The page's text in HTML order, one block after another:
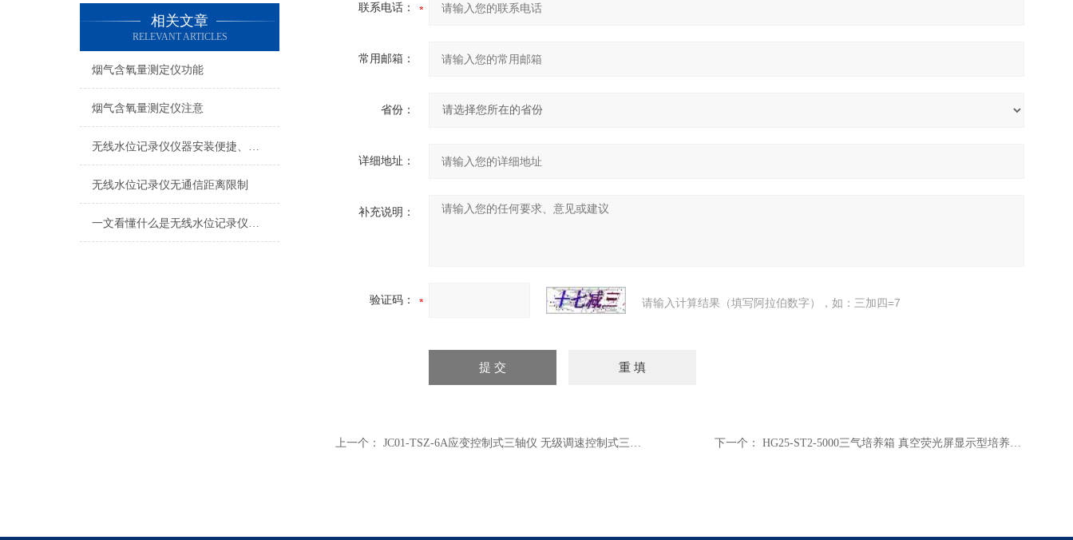
相关文章
RELEVANT ARTICLES
烟气含氧量测定仪功能
烟气含氧量测定仪注意
无线水位记录仪仪器安装便捷、使用简单
无线水位记录仪无通信距离限制
一文看懂什么是无线水位记录仪，赶快收藏
联系电话：
常用邮箱：
省份：
详细地址：
补充说明：
验证码： 请输入计算结果（填写阿拉伯数字），如：三加四=7
上一个： JC01-TSZ-6A应变控制式三轴仪 无级调速控制式三轴仪器 三轴试验分析仪 下一个： HG25-ST2-5000三气培养箱 真空荧光屏显示型培养箱 多参数显示培养箱